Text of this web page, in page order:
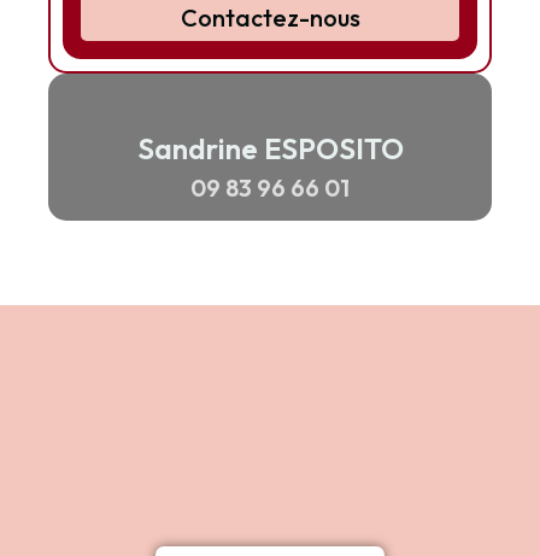
Contactez-nous
Sandrine ESPOSITO
09 83 96 66 01